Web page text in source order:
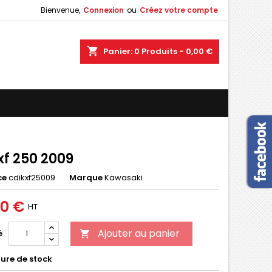
Bienvenue, Connexion ou Créez votre compte
shopping_cart Panier: 0 Produits - 0,00 €
250 2009
cdikxf25009 MarqueKawasaki
€ HT
 Ajouter au panier
de stock